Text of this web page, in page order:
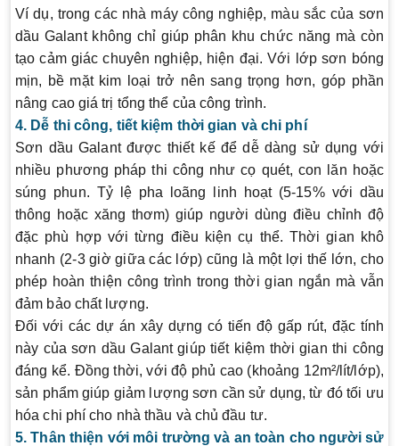
Ví dụ, trong các nhà máy công nghiệp, màu sắc của sơn
dầu Galant không chỉ giúp phân khu chức năng mà còn
tạo cảm giác chuyên nghiệp, hiện đại. Với lớp sơn bóng
mịn, bề mặt kim loại trở nên sang trọng hơn, góp phần
nâng cao giá trị tổng thể của công trình.
4. Dễ thi công, tiết kiệm thời gian và chi phí
Sơn dầu Galant được thiết kế để dễ dàng sử dụng với
nhiều phương pháp thi công như cọ quét, con lăn hoặc
súng phun. Tỷ lệ pha loãng linh hoạt (5-15% với dầu
thông hoặc xăng thơm) giúp người dùng điều chỉnh độ
đặc phù hợp với từng điều kiện cụ thể. Thời gian khô
nhanh (2-3 giờ giữa các lớp) cũng là một lợi thế lớn, cho
phép hoàn thiện công trình trong thời gian ngắn mà vẫn
đảm bảo chất lượng.
Đối với các dự án xây dựng có tiến độ gấp rút, đặc tính
này của sơn dầu Galant giúp tiết kiệm thời gian thi công
đáng kể. Đồng thời, với độ phủ cao (khoảng 12m²/lít/lớp),
sản phẩm giúp giảm lượng sơn cần sử dụng, từ đó tối ưu
hóa chi phí cho nhà thầu và chủ đầu tư.
5. Thân thiện với môi trường và an toàn cho người sử